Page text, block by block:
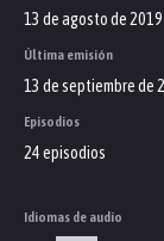
13 de agosto de 2019
Última emisión
13 de septiembre de
Episodios
24 episodios
Idiomas de audio